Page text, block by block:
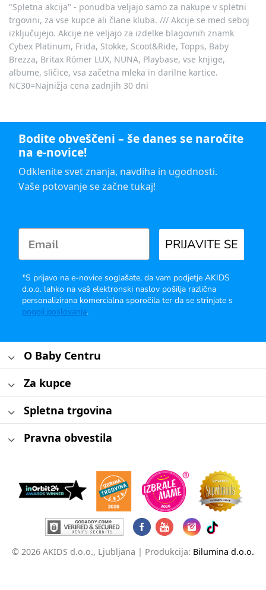
"Spletna akcija" - ponudba veljajo samo za nakupe v spletni
trgovini, za vse kupce ali člane kluba. /// Akcije se med seboj
izključujejo. Akcije ne veljajo za izdelke blagovnih znamk
Cybex Platinum, Frida, Stokke, Scoot&Ride, Topps, Baby
Brezza, Britax Römer LUX, NUNA, Playbase, vse knjige,
albume, sličice, vsa začetna mleka in darilne kartice.
NC30=Najnižja cena zadnjih 30 dni
Bodite obveščeni – še danes se naročite
na e-novice!
Odklenite svet znanja, navdiha in ugodnosti.
Vaše potovanje se začne tukaj!
PRIJAVITE SE
*S prijavo na e-novice soglašate, da vam podjetje AKIDS
d.o.o. lahko na vaš elektronski naslov pošilja različna
personalizirana komercialna sporočila ter da se strinjate s
pogoji poslovanja.
O Baby Centru
Za kupce
Spletna trgovina
Pravna obvestila
© 2026 AKIDS d.o.o., Ljubljana | Produkcija: Bilumina d.o.o.